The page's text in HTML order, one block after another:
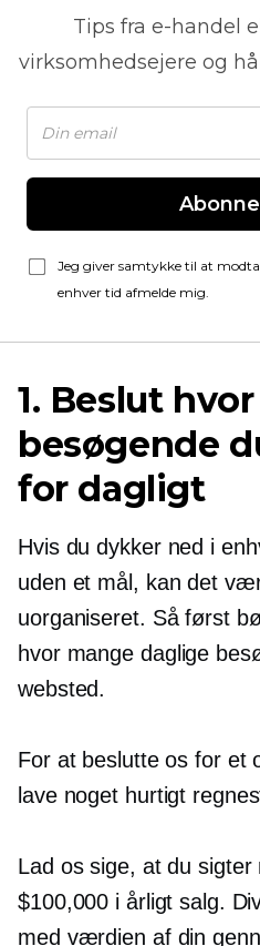
Tips fra e-handel
virksomhedsejere og
Jeg giver samtykke til at
enhver tid afmelde mig.
1. Beslut
besøgende
for dagligt
Hvis du dykker ned i
uden et mål, kan det
uorganiseret. Så først
hvor mange daglige
websted.
For at beslutte os for et
lave noget hurtigt
Lad os sige, at du
$100,000 i årligt salg.
med værdien af ​​din